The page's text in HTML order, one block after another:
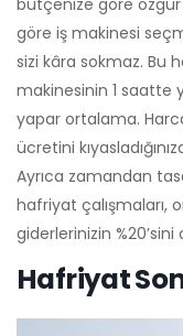
göre iş makinesi
sizi kâra sokmaz. Bu
makinesinin 1 saatte
yapar ortalama.
ücretini
Ayrıca zamandan
hafriyat çalışmaları,
giderlerinizin
Hafriyat